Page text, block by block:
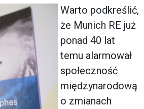
Warto podkreślić,
że Munich RE już
ponad 40 lat
temu alarmował
społeczność
międzynarodową
o zmianach